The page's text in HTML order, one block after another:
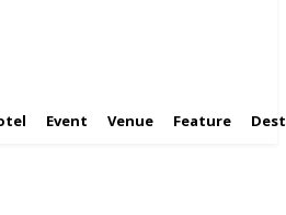
Event Venue Feature